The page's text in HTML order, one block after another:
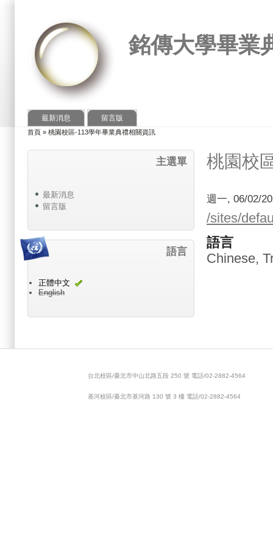
銘傳大學畢業
最新消息 留言版
您在這裡
首頁 » 桃園校區-113學年畢業典禮相關資訊
桃園校
週一, 06/02/
/sites/
語言
Chinese,
主選單
最新消息
留言版
語言
正體中文
English
台北校區/臺北市中山北路五段 250 號 電話/02-2882-4564
基河校區/臺北市基河路 130 號 3 樓 電話/02-2882-4564